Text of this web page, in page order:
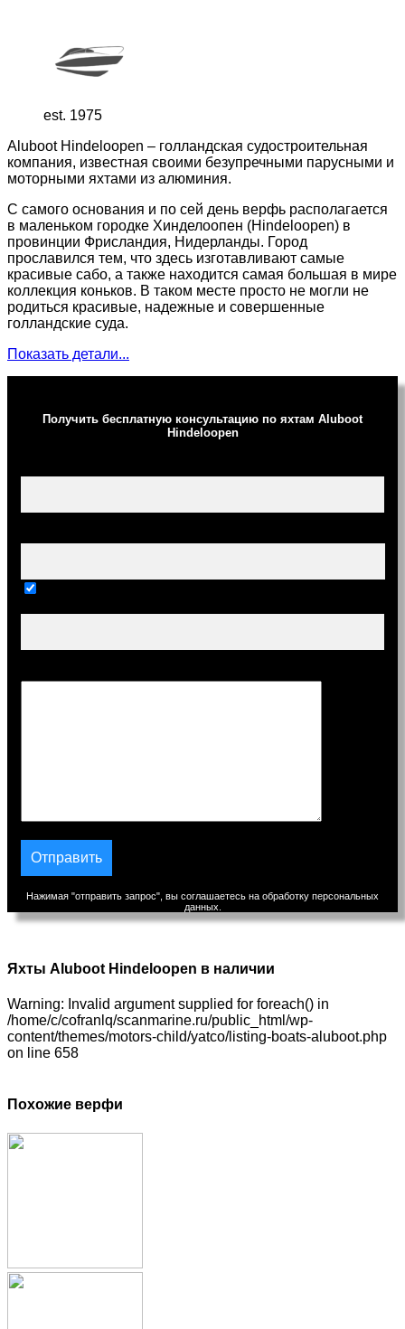
est. 1975
Aluboot Hindeloopen – голландская судостроительная
компания, известная своими безупречными парусными и
моторными яхтами из алюминия.
С самого основания и по сей день верфь располагается
в маленьком городке Хинделоопен (Hindeloopen) в
провинции Фрисландия, Нидерланды. Город
прославился тем, что здесь изготавливают самые
красивые сабо, а также находится самая большая в мире
коллекция коньков. В таком месте просто не могли не
родиться красивые, надежные и совершенные
голландские суда.
Показать детали...
Получить бесплатную консультацию по яхтам Aluboot
Hindeloopen
Нажимая "отправить запрос", вы соглашаетесь на обработку персональных
данных.
Яхты Aluboot Hindeloopen в наличии
Warning: Invalid argument supplied for foreach() in
/home/c/cofranlq/scanmarine.ru/public_html/wp-
content/themes/motors-child/yatco/listing-boats-aluboot.php
on line 658
Похожие верфи